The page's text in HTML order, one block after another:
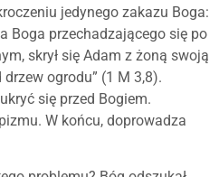
jedynego zakazu Boga:
Boga przechadzającego się po
skrył się Adam z żoną swoją
ogrodu” (1 M 3,8).
się przed Bogiem.
W końcu, doprowadza